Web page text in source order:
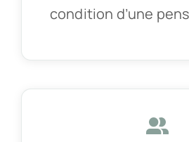
condition d’une